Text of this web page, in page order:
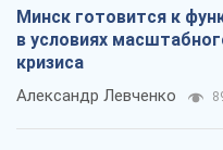
Минск готовится к
в условиях
кризиса
Александр Левченко